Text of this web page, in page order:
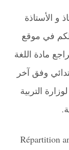
و الأستاذة
2024 ، نقدم لكم في موقع
مادة اللغة
وفق آخر
التربية
Répartition